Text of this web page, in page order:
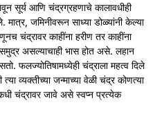
सूर्य आणि चंद्रग्रहणाचे कालावधीही
जमिनीवरून साध्या डोळ्यांनी केल्या
चंद्रावर काहींना हरीण तर काहींना
असल्याचाही भास होत असे. लहान
फलज्योतिषामध्येही चंद्राला महत्व दिले
व्यक्तीच्या जन्माच्या वेळी चंद्र कोणत्या
चंद्रावर जावे असे स्वप्न प्रत्येक